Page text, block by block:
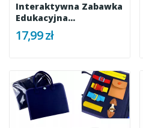
Interaktywna Zabawka
Edukacyjna
Wyskakujące...
17,99 zł